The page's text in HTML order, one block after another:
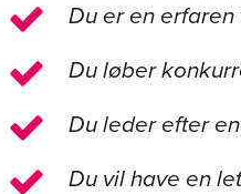
Du er en
Du løber
Du leder efter
Du vil have en